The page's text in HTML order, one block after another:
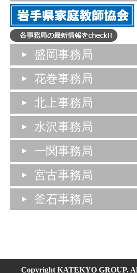
盛岡事務局
花巻事務局
北上事務局
水沢事務局
一関事務局
宮古事務局
釜石事務局
Copyright KATEKYO GROUP.